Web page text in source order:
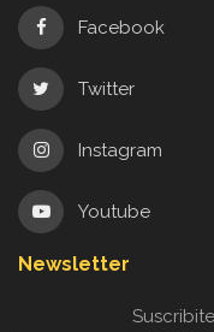
Facebook
Twitter
Instagram
Youtube
Newsletter